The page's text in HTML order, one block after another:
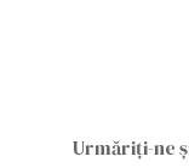
Urmăriți-ne